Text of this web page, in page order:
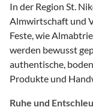
In der Region St.
Almwirtschaft und
Feste, wie
werden bewusst
authentische,
Produkte und
Ruhe und